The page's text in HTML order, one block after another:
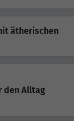
ätherischen
den Alltag